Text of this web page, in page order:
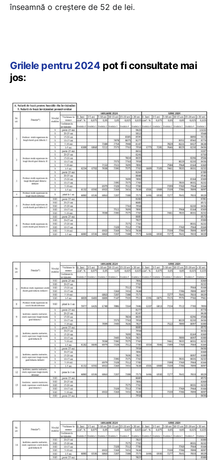
înseamnă o creștere de 52 de lei.
Grilele pentru 2024 pot fi consultate mai
jos: